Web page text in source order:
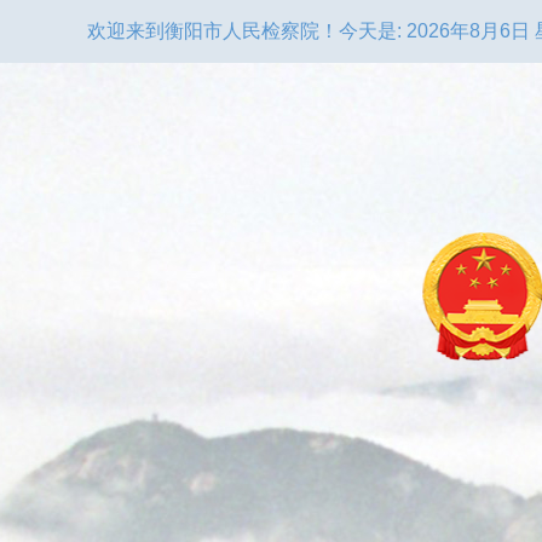
欢迎来到衡阳市人民检察院！ 今天是: 2026年8月6日